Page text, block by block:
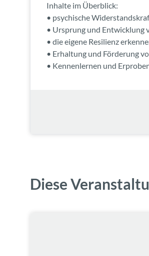
Inhalte im Überblick:
• psychische
• Ursprung und Entwicklung
• die eigene Resilienz
• Erhaltung und Förderung
• Kennenlernen und
Diese